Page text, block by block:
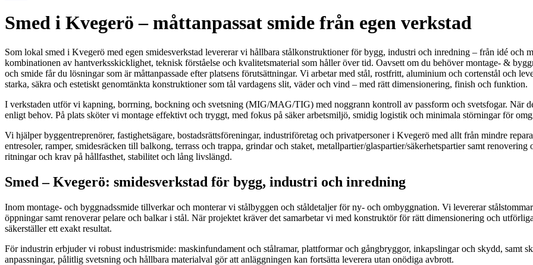
Smed i Kvegerö – måttanpassat smide från egen verkstad
Som lokal smed i Kvegerö med egen smidesverkstad levererar vi hållbara stålkonstruktioner för bygg, industri och inredning – från idé
kombinationen av hantverksskicklighet, teknisk förståelse och kvalitetsmaterial som håller över tid. Oavsett om du behöver montage- &
och smide får du lösningar som är måttanpassade efter platsens förutsättningar. Vi arbetar med stål, rostfritt, aluminium och cortenstål och
starka, säkra och estetiskt genomtänkta konstruktioner som tål vardagens slit, väder och vind – med rätt dimensionering, finish och funktion.
I verkstaden utför vi kapning, borrning, bockning och svetsning (MIG/MAG/TIG) med noggrann kontroll av passform och svetsfogar. När
enligt behov. På plats sköter vi montage effektivt och tryggt, med fokus på säker arbetsmiljö, smidig logistik och minimala störningar för
Vi hjälper byggentreprenörer, fastighetsägare, bostadsrättsföreningar, industriföretag och privatpersoner i Kvegerö med allt från mindre
entresoler, ramper, smidesräcken till balkong, terrass och trappa, grindar och staket, metallpartier/glaspartier/säkerhetspartier samt
ritningar och krav på hållfasthet, stabilitet och lång livslängd.
Smed – Kvegerö: smidesverkstad för bygg, industri och inredning
Inom montage- och byggnadssmide tillverkar och monterar vi stålbyggen och ståldetaljer för ny- och ombyggnation. Vi levererar
öppningar samt renoverar pelare och balkar i stål. När projektet kräver det samarbetar vi med konstruktör för rätt dimensionering och
säkerställer ett exakt resultat.
För industrin erbjuder vi robust industrismide: maskinfundament och stålramar, plattformar och gångbryggor, inkapslingar och skydd, samt
anpassningar, pålitlig svetsning och hållbara materialval gör att anläggningen kan fortsätta leverera utan onödiga avbrott.